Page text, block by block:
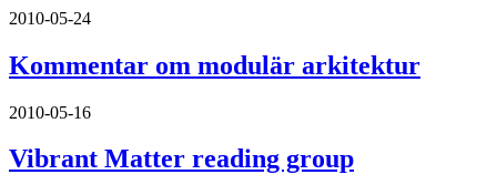
2010-05-24
Kommentar om modulär arkitektur
2010-05-16
Vibrant Matter reading group